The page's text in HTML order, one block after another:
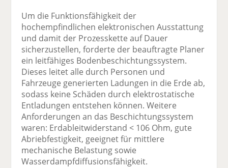
Um die Funktionsfähigkeit der
hochempfindlichen elektronischen Ausstattung
und damit der Prozesskette auf Dauer
sicherzustellen, forderte der beauftragte Planer
ein leitfähiges Bodenbeschichtungssystem.
Dieses leitet alle durch Personen und
Fahrzeuge generierten Ladungen in die Erde ab,
sodass keine Schäden durch elektrostatische
Entladungen entstehen können. Weitere
Anforderungen an das Beschichtungssystem
waren: Erdableitwiderstand < 106 Ohm, gute
Abriebfestigkeit, geeignet für mittlere
mechanische Belastung sowie
Wasserdampfdiffusionsfähigkeit.